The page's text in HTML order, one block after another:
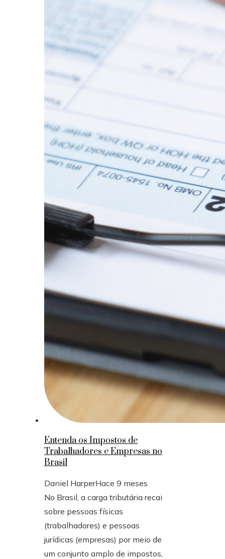
Entenda os Impostos de
Trabalhadores e Empresas no
Brasil
Daniel HarperHace 9 meses
No Brasil, a carga tributária recai
sobre pessoas físicas
(trabalhadores) e pessoas
jurídicas (empresas) por meio de
um conjunto amplo de impostos,